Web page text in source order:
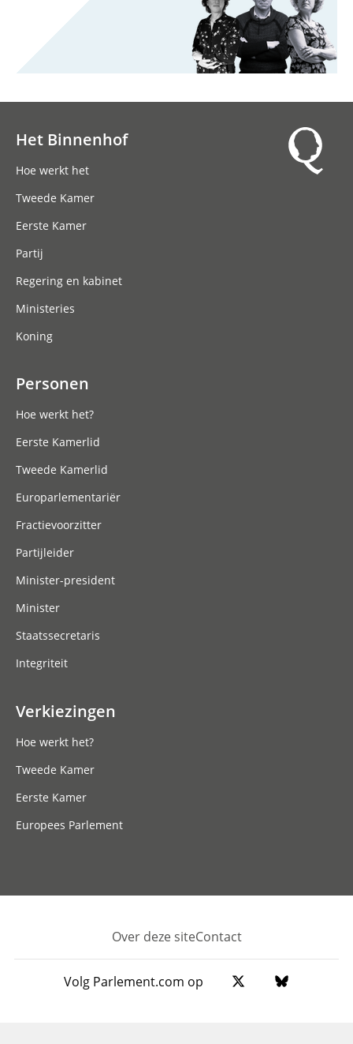
Het Binnenhof
Hoe werkt het
Tweede Kamer
Eerste Kamer
Partij
Regering en kabinet
Ministeries
Koning
Personen
Hoe werkt het?
Eerste Kamerlid
Tweede Kamerlid
Europarlementariër
Fractievoorzitter
Partijleider
Minister-president
Minister
Staatssecretaris
Integriteit
Verkiezingen
Hoe werkt het?
Tweede Kamer
Eerste Kamer
Europees Parlement
Footer
Over deze siteContact
Volg Parlement.com op